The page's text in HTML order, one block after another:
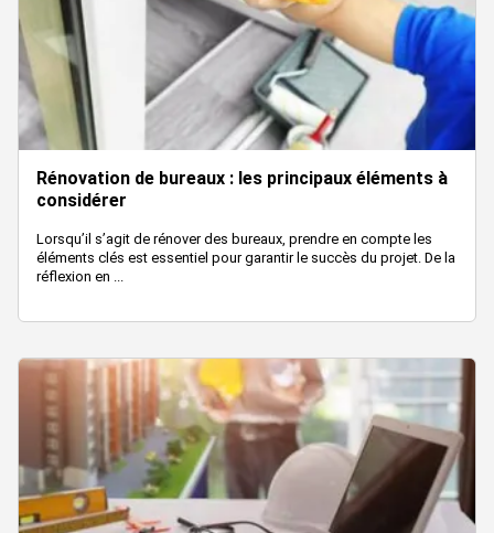
Rénovation de bureaux : les principaux éléments à
considérer
Lorsqu’il s’agit de rénover des bureaux, prendre en compte les
éléments clés est essentiel pour garantir le succès du projet. De la
réflexion en ...